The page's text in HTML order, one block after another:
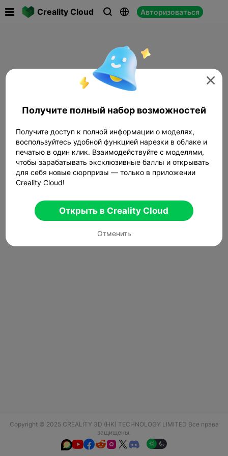
Creality Cloud   Авторизоваться
Copyright © 2025 CREALITY 3D (HK) TECHNOLOGY LIMITED Все права
защищены.
  

Получите полный набор возможностей
Получите доступ к полной информации о моделях,
воспользуйтесь удобной функцией нарезки в облаке и
печатью в один клик. Взаимодействуйте с моделями,
чтобы зарабатывать эксклюзивные баллы и открывать
для себя новые сюрпризы — только в приложении
Creality Cloud!
Открыть в Creality Cloud
Отменить